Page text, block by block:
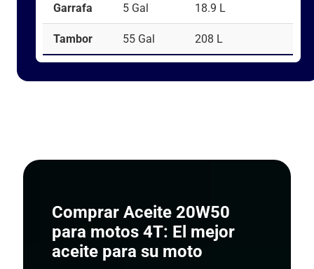
Garrafa 5 Gal 18.9 L
Tambor 55 Gal 208 L
Comprar Aceite 20W50
para motos 4T: El mejor
aceite para su moto